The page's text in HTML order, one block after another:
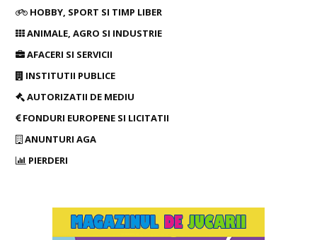
HOBBY, SPORT SI TIMP LIBER
ANIMALE, AGRO SI INDUSTRIE
AFACERI SI SERVICII
INSTITUTII PUBLICE
AUTORIZATII DE MEDIU
FONDURI EUROPENE SI LICITATII
ANUNTURI AGA
PIERDERI